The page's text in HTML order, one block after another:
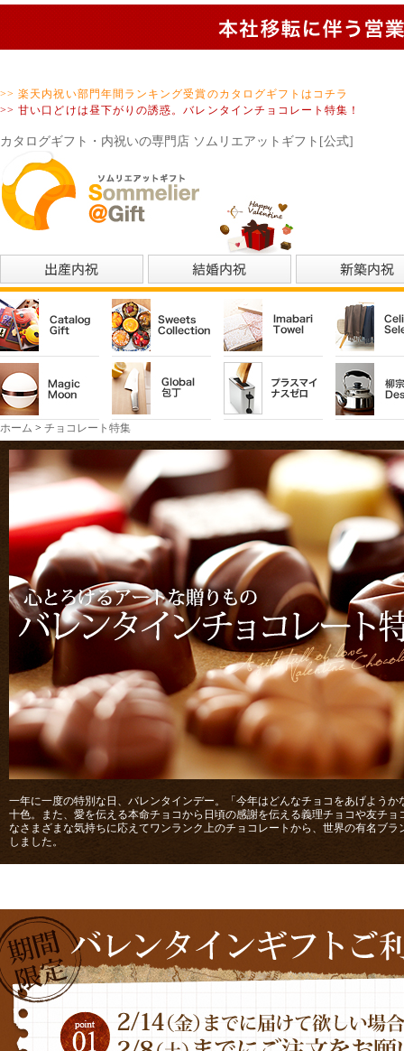
>> 楽天内祝い部門年間ランキング受賞のカタログギフトはコチラ
>> 甘い口どけは昼下がりの誘惑。バレンタインチョコレート特集！
カタログギフト・内祝いの専門店 ソムリエアットギフト[公式]
ホーム > チョコレート特集
一年に一度の特別な日、バレンタインデー。「今年はどんなチョコをあげよう
十色。また、愛を伝える本命チョコから日頃の感謝を伝える義理チョコや友チ
なさまざまな気持ちに応えてワンランク上のチョコレートから、世界の有名ブ
しました。